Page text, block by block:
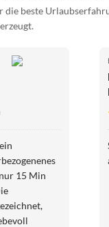
beste
15 Min